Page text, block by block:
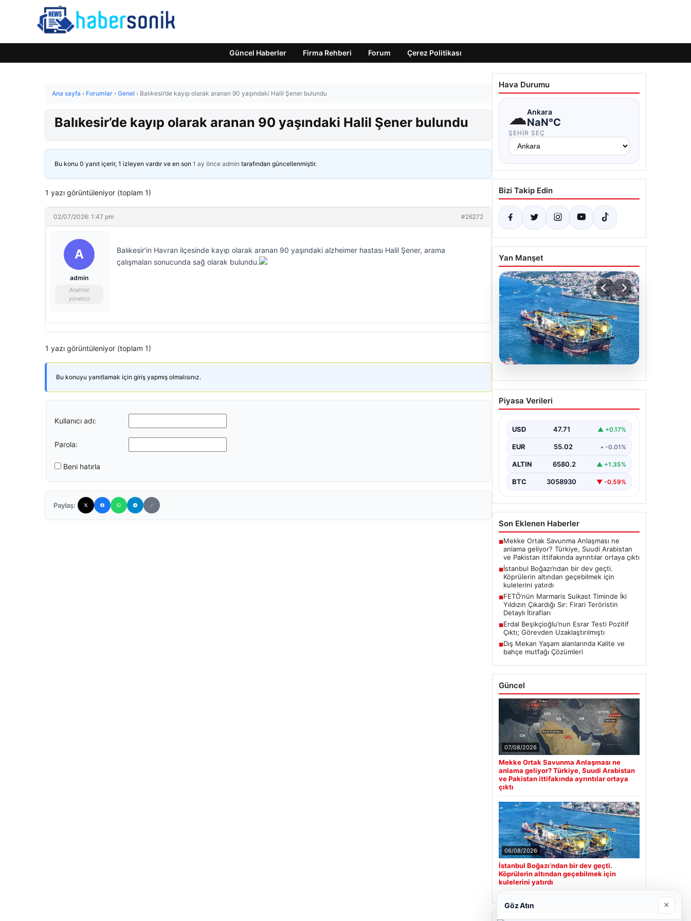
Güncel Haberler Firma Rehberi Forum Çerez Politikası
Ana sayfa › Forumlar › Genel › Balıkesir’de kayıp olarak aranan 90 yaşındaki Halil Şener bulundu
Balıkesir’de kayıp olarak aranan 90 yaşındaki Halil Şener bulundu
Bu konu 0 yanıt içerir, 1 izleyen vardır ve en son 1 ay önce admin tarafından güncellenmiştir.
1 yazı görüntüleniyor (toplam 1)
02/07/2026: 1:47 pm #26272
A
admin
Anahtar
yönetici
Balıkesir’in Havran ilçesinde kayıp olarak aranan 90 yaşındaki alzheimer hastası Halil Şener, arama
çalışmaları sonucunda sağ olarak bulundu.
1 yazı görüntüleniyor (toplam 1)
Bu konuyu yanıtlamak için giriş yapmış olmalısınız.
Kullanıcı adı:
Parola:
Beni hatırla
Paylaş:
Hava Durumu
☁Ankara
NaN°C
ŞEHIR SEÇ
Bizi Takip Edin
Yan Manşet
06.08.2026
İstanbul Boğazı’ndan bir
dev geçti. Köprülerin
kulelerini yatırdı
Piyasa Verileri
USD 47.71 ▲ +0.17%
EUR 55.02 • -0.01%
ALTIN 6580.2 ▲ +1.35%
BTC 3058930 ▼ -0.59%
Son Eklenen Haberler
■Mekke Ortak Savunma Anlaşması ne
anlama geliyor? Türkiye, Suudi Arabistan
ve Pakistan ittifakında ayrıntılar ortaya çıktı
■İstanbul Boğazı’ndan bir dev geçti.
Köprülerin altından geçebilmek için
kulelerini yatırdı
■FETÖ’nün Marmaris Suikast Timinde İki
Yıldızın Çıkardığı Sır: Firari Teröristin
Detaylı İtirafları
■Erdal Beşikçioğlu’nun Esrar Testi Pozitif
Çıktı; Görevden Uzaklaştırılmıştı
■Dış Mekan Yaşam alanlarında Kalite ve
bahçe mutfağı Çözümleri
Güncel
07/08/2026
Mekke Ortak Savunma Anlaşması ne
anlama geliyor? Türkiye, Suudi Arabistan
ve Pakistan ittifakında ayrıntılar ortaya
çıktı
06/08/2026
İstanbul Boğazı’ndan bir dev geçti.
Köprülerin altından geçebilmek için
kulelerini yatırdı
Göz Atın ×